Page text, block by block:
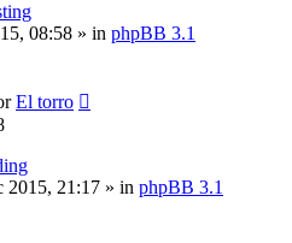
08:58 » in phpBB 3.1
El torro
2015, 21:17 » in phpBB 3.1